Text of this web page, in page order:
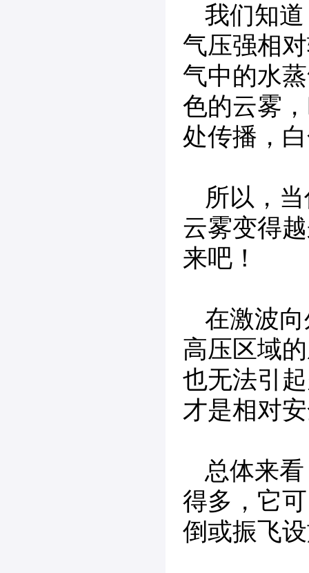
我们知
气压强相
气中的水
色的云雾
处传播，
所以，
云雾变得
来吧！
在激波
高压区域
也无法引
才是相对
总体来
得多，它
倒或振飞